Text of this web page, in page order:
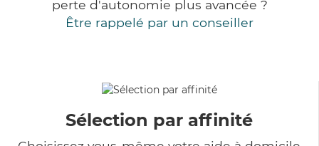
perte d'autonomie plus avancée ?
Être rappelé par un conseiller
Sélection par affinité